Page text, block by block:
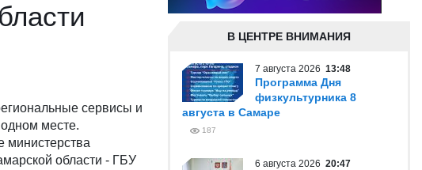
сервисы и
месте.
министерства
области - ГБУ
В ЦЕНТРЕ ВНИМАНИЯ
7 августа 2026 13:48
Программа Дня
физкультурника 8
августа в Самаре
187
6 августа 2026 20:47